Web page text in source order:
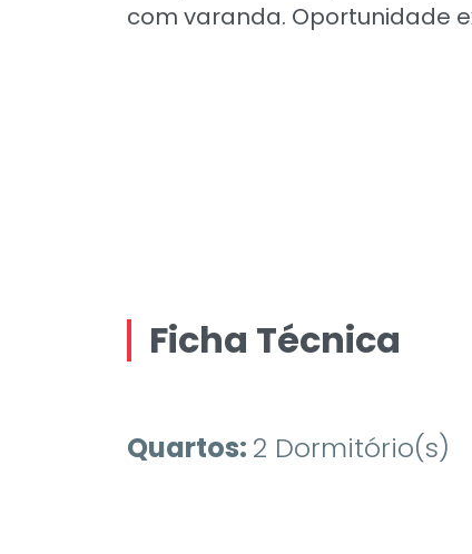
com varanda. Oportunidade
Ficha Técnica
Quartos: 2 Dormitório(s)